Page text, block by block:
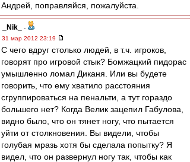
Андрей, поправляйся, пожалуйста.
_Nik_
-
31 мар 2012 23:19
С чего вдруг столько людей, в т.ч. игроков,
говорят про игровой стык? Бомжацкий пидорас
умышленно ломал Диканя. Или вы будете
говорить, что ему хватило расстояния
сгруппироваться на пенальти, а тут гораздо
большего нет? Когда Велик зацепил Габулова,
видно было, что он тянет ногу, что пытается
уйти от столкновения. Вы видели, чтобы
голубая мразь хотя бы сделала попытку? Я
видел, что он развернул ногу так, чтобы как